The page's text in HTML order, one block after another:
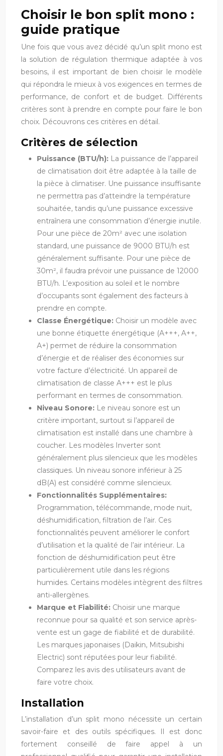
Choisir le bon split mono :
guide pratique
Une fois que vous avez décidé qu’un split mono est
la solution de régulation thermique adaptée à vos
besoins, il est important de bien choisir le modèle
qui répondra le mieux à vos exigences en termes de
performance, de confort et de budget. Différents
critères sont à prendre en compte pour faire le bon
choix. Découvrons ces critères en détail.
Critères de sélection
Puissance (BTU/h): La puissance de l’appareil
de climatisation doit être adaptée à la taille de
la pièce à climatiser. Une puissance insuffisante
ne permettra pas d’atteindre la température
souhaitée, tandis qu’une puissance excessive
entraînera une consommation d’énergie inutile.
Pour une pièce de 20m² avec une isolation
standard, une puissance de 9000 BTU/h est
généralement suffisante. Pour une pièce de
30m², il faudra prévoir une puissance de 12000
BTU/h. L’exposition au soleil et le nombre
d’occupants sont également des facteurs à
prendre en compte.
Classe Énergétique: Choisir un modèle avec
une bonne étiquette énergétique (A+++, A++,
A+) permet de réduire la consommation
d’énergie et de réaliser des économies sur
votre facture d’électricité. Un appareil de
climatisation de classe A+++ est le plus
performant en termes de consommation.
Niveau Sonore: Le niveau sonore est un
critère important, surtout si l’appareil de
climatisation est installé dans une chambre à
coucher. Les modèles Inverter sont
généralement plus silencieux que les modèles
classiques. Un niveau sonore inférieur à 25
dB(A) est considéré comme silencieux.
Fonctionnalités Supplémentaires:
Programmation, télécommande, mode nuit,
déshumidification, filtration de l’air. Ces
fonctionnalités peuvent améliorer le confort
d’utilisation et la qualité de l’air intérieur. La
fonction de déshumidification peut être
particulièrement utile dans les régions
humides. Certains modèles intègrent des filtres
anti-allergènes.
Marque et Fiabilité: Choisir une marque
reconnue pour sa qualité et son service après-
vente est un gage de fiabilité et de durabilité.
Les marques japonaises (Daikin, Mitsubishi
Electric) sont réputées pour leur fiabilité.
Comparez les avis des utilisateurs avant de
faire votre choix.
Installation
L’installation d’un split mono nécessite un certain
savoir-faire et des outils spécifiques. Il est donc
fortement conseillé de faire appel à un